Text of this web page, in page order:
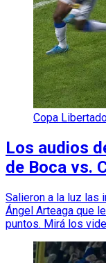
Copa
Los audios
de Boca vs.
Salieron a la luz las
Ángel Arteaga que
puntos. Mirá los